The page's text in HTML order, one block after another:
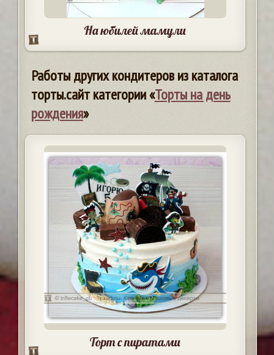
На юбилей мамули
Работы других кондитеров из каталога
торты.сайт категории «Торты на день
рождения»
Торт с пиратами